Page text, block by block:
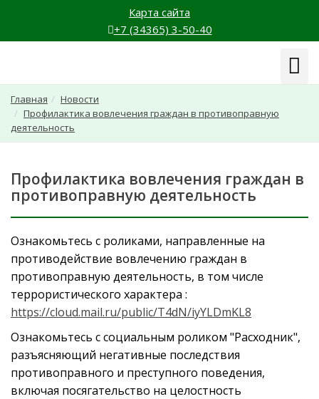
Карта сайта
+7 (34365) 3-50-40
Главная
Новости
Профилактика вовлечения граждан в противоправную
деятельность
Профилактика вовлечения граждан в
противоправную деятельность
Ознакомьтесь с роликами, направленные на
противодействие вовлечению граждан в
противоправную деятельность, в том числе
террористического характера :
https://cloud.mail.ru/public/T4dN/iyYLDmKL8
Ознакомьтесь с социальным роликом "Расходник",
разъясняющий негативные последствия
противоправного и преступного поведения,
включая посягательство на целостность